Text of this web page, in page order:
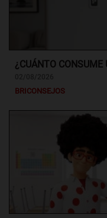
¿CUÁNTO CONSUME
BRICONSEJOS